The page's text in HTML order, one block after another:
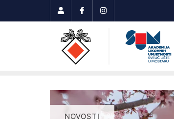
NOVOSTI